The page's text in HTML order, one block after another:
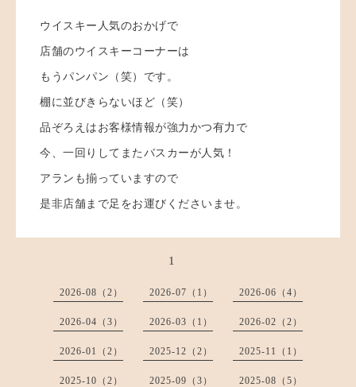
ウイスキー人気のおかげで
店舗のウイスキーコーナーは
もうパンパン（笑）です。
棚に並びきらないほど（笑）
品ぞろえはお客様情報が強力かつ有力で
今、一回りしてまたバスカーが人気！
アランも揃っていますので
是非店舗まで足をお運びくださいませ。
1
2026-08（2） 2026-07（1） 2026-06（4）
2026-04（3） 2026-03（1） 2026-02（2）
2026-01（2） 2025-12（2） 2025-11（1）
2025-10（2） 2025-09（3） 2025-08（5）